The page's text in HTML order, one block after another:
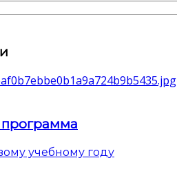
учебному году